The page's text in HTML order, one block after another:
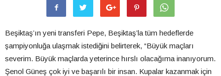
Beşiktaş’ın yeni transferi Pepe, Beşiktaş’la tüm hedeflerde
şampiyonluğa ulaşmak istediğini belirterek, “Büyük maçları
severim. Büyük maçlarda yeterince hırslı olacağıma inanıyorum.
Şenol Güneş çok iyi ve başarılı bir insan. Kupalar kazanmak için